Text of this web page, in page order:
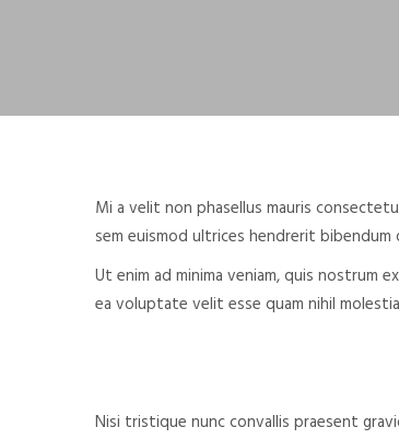
Mi a velit non phasellus mauris
sem euismod ultrices hendrerit
Ut enim ad minima veniam, quis nostrum
ea voluptate velit esse quam nihil
Nisi tristique nunc convallis praesent